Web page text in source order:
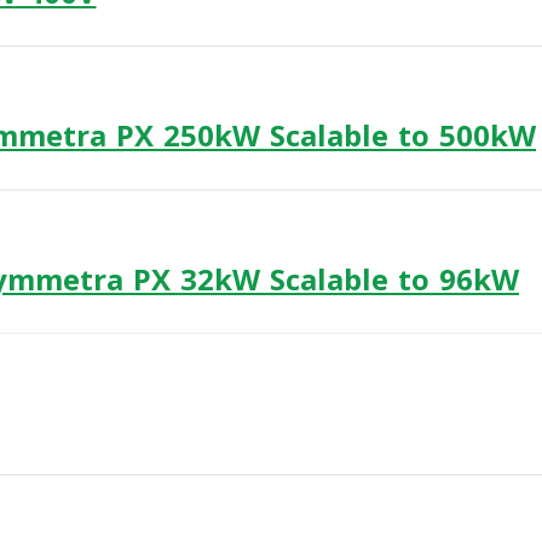
PX 250kW Scalable to 500kW
PX 32kW Scalable to 96kW